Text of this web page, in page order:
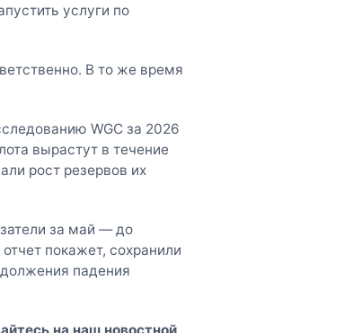
услуги по
В то же время
WGC за 2026
вырастут в течение
рост резервов их
за май — до
покажет, сохранили
падения